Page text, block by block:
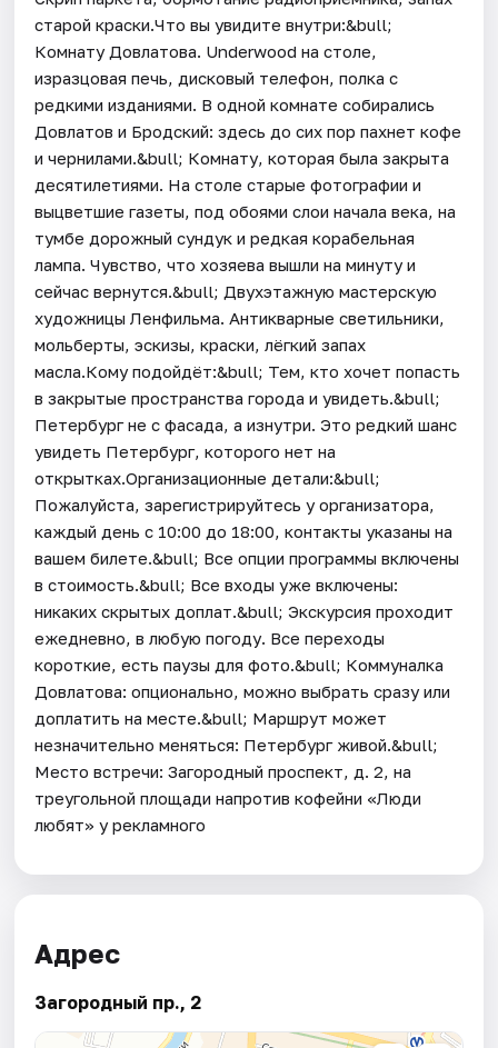
старой краски.Что вы увидите внутри:&bull;
Комнату Довлатова. Underwood на столе,
изразцовая печь, дисковый телефон, полка с
редкими изданиями. В одной комнате собирались
Довлатов и Бродский: здесь до сих пор пахнет кофе
и чернилами.&bull; Комнату, которая была закрыта
десятилетиями. На столе старые фотографии и
выцветшие газеты, под обоями слои начала века, на
тумбе дорожный сундук и редкая корабельная
лампа. Чувство, что хозяева вышли на минуту и
сейчас вернутся.&bull; Двухэтажную мастерскую
художницы Ленфильма. Антикварные светильники,
мольберты, эскизы, краски, лёгкий запах
масла.Кому подойдёт:&bull; Тем, кто хочет попасть
в закрытые пространства города и увидеть.&bull;
Петербург не с фасада, а изнутри. Это редкий шанс
увидеть Петербург, которого нет на
открытках.Организационные детали:&bull;
Пожалуйста, зарегистрируйтесь у организатора,
каждый день c 10:00 до 18:00, контакты указаны на
вашем билете.&bull; Все опции программы включены
в стоимость.&bull; Все входы уже включены:
никаких скрытых доплат.&bull; Экскурсия проходит
ежедневно, в любую погоду. Все переходы
короткие, есть паузы для фото.&bull; Коммуналка
Довлатова: опционально, можно выбрать сразу или
доплатить на месте.&bull; Маршрут может
незначительно меняться: Петербург живой.&bull;
Место встречи: Загородный проспект, д. 2, на
треугольной площади напротив кофейни «Люди
любят» у рекламного
Адрес
Загородный пр., 2